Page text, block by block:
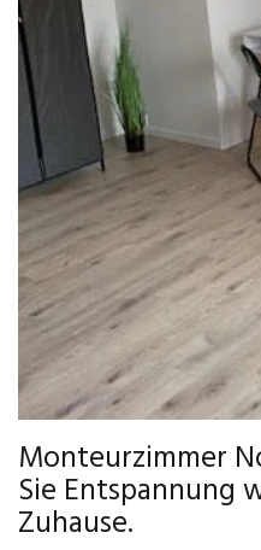
Monteurzimmer
Sie Entspannung
Zuhause.